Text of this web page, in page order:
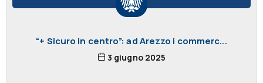
“+ Sicuro in centro”: ad Arezzo i commerc...
3 giugno 2025